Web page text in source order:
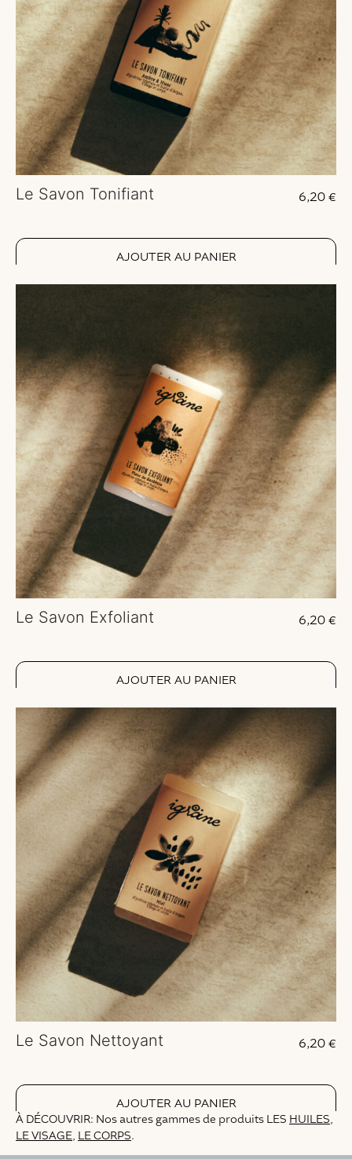
6,20 €
Le Savon Tonifiant
6,20 €
Le Savon Exfoliant
6,20 €
Le Savon Nettoyant
À DÉCOUVRIR: Nos autres gammes de produits LES HUILES,
LE VISAGE, LE CORPS.